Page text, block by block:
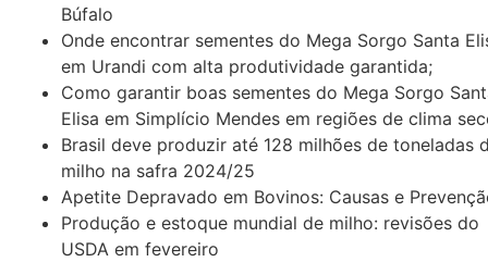
Búfalo
Onde encontrar sementes do Mega Sorgo Santa
em Urandi com alta produtividade garantida;
Como garantir boas sementes do Mega Sorgo
Elisa em Simplício Mendes em regiões de clima
Brasil deve produzir até 128 milhões de toneladas
milho na safra 2024/25
Apetite Depravado em Bovinos: Causas e
Produção e estoque mundial de milho: revisões do
USDA em fevereiro